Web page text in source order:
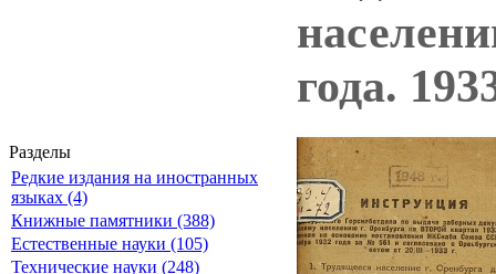
Разделы
Редкие издания на иностранных
языках (4)
Книжные памятники (388)
Естественные науки (105)
Технические науки (248)
года.